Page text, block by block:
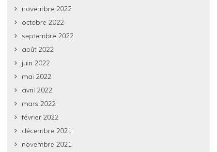
novembre 2022
octobre 2022
septembre 2022
août 2022
juin 2022
mai 2022
avril 2022
mars 2022
février 2022
décembre 2021
novembre 2021